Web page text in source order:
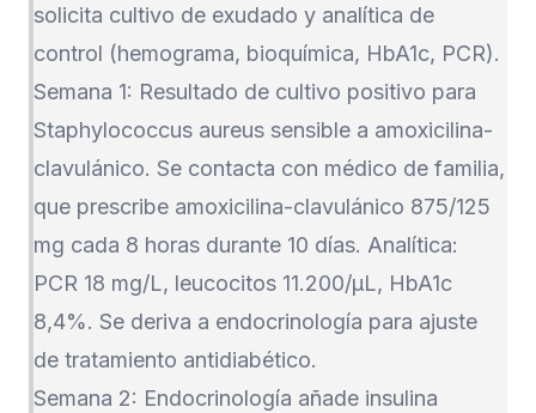
solicita cultivo de exudado y analítica de
control (hemograma, bioquímica, HbA1c, PCR).
Semana 1: Resultado de cultivo positivo para
Staphylococcus aureus sensible a amoxicilina-
clavulánico. Se contacta con médico de familia,
que prescribe amoxicilina-clavulánico 875/125
mg cada 8 horas durante 10 días. Analítica:
PCR 18 mg/L, leucocitos 11.200/μL, HbA1c
8,4%. Se deriva a endocrinología para ajuste
de tratamiento antidiabético.
Semana 2: Endocrinología añade insulina